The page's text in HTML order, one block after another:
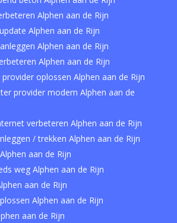
Alphen aan de Rijn
Alphen aan de Rijn
Alphen aan de Rijn
Alphen aan de Rijn
provider oplossen Alphen aan de Rijn
provider modem Alphen aan de
verbeteren Alphen aan de Rijn
/ trekken Alphen aan de Rijn
aan de Rijn
weg Alphen aan de Rijn
aan de Rijn
Alphen aan de Rijn
aan de Rijn